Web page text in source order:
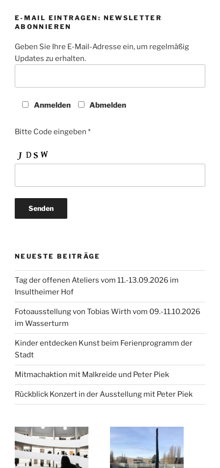
E-MAIL EINTRAGEN: NEWSLETTER
ABONNIEREN
Geben Sie Ihre E-Mail-Adresse ein, um regelmäßig
Updates zu erhalten.
Anmelden Abmelden
Bitte Code eingeben *
NEUESTE BEITRÄGE
Tag der offenen Ateliers vom 11.-13.09.2026 im
Insultheimer Hof
Fotoausstellung von Tobias Wirth vom 09.-11.10.2026
im Wasserturm
Kinder entdecken Kunst beim Ferienprogramm der
Stadt
Mitmachaktion mit Malkreide und Peter Piek
Rückblick Konzert in der Ausstellung mit Peter Piek